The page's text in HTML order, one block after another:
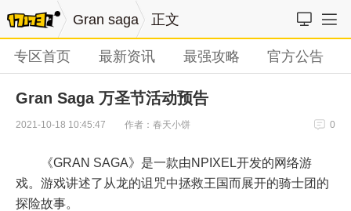
Gran saga 正文
专区首页 最新资讯 最强攻略 官方公告
Gran Saga 万圣节活动预告
2021-10-18 10:45:47 作者：春天小饼 0
《GRAN SAGA》是一款由NPIXEL开发的网络游
戏。游戏讲述了从龙的诅咒中拯救王国而展开的骑士团的
探险故事。